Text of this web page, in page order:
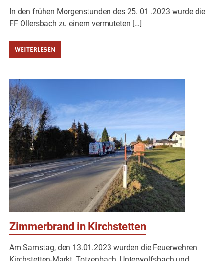
In den frühen Morgenstunden des 25. 01 .2023 wurde die
FF Ollersbach zu einem vermuteten […]
WEITERLESEN
Zimmerbrand in Kirchstetten
Am Samstag, den 13.01.2023 wurden die Feuerwehren
Kirchstetten-Markt, Totzenbach, Unterwolfsbach und